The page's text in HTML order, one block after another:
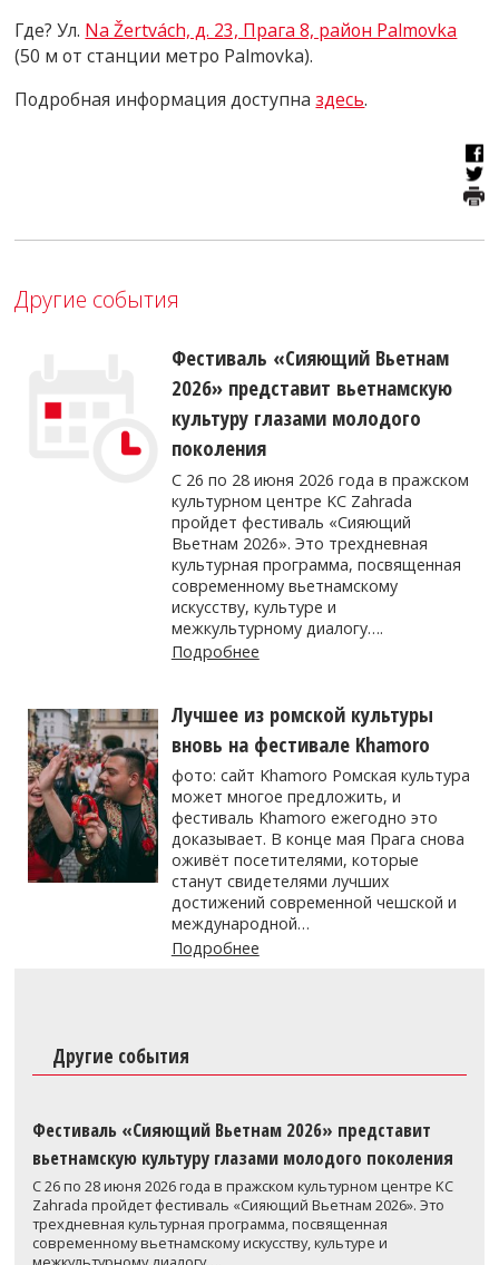
Где? Ул. Na Žertvách, д. 23, Прага 8, район Palmovka
(50 м от станции метро Palmovka).
Подробная информация доступназдесь.
Другие события
Фестиваль «Сияющий Вьетнам
2026» представит вьетнамскую
культуру глазами молодого
поколения
С 26 по 28 июня 2026 года в пражском
культурном центре KC Zahrada
пройдет фестиваль «Сияющий
Вьетнам 2026». Это трехдневная
культурная программа, посвященная
современному вьетнамскому
искусству, культуре и
межкультурному диалогу….
Подробнее
Лучшее из ромской культуры
вновь на фестивале Khamoro
фото: сайт Khamoro Ромская культура
может многое предложить, и
фестиваль Khamoro ежегодно это
доказывает. В конце мая Прага снова
оживёт посетителями, которые
станут свидетелями лучших
достижений современной чешской и
международной…
Подробнее
Другие события
Фестиваль «Сияющий Вьетнам 2026» представит
вьетнамскую культуру глазами молодого поколения
С 26 по 28 июня 2026 года в пражском культурном центре KC
Zahrada пройдет фестиваль «Сияющий Вьетнам 2026». Это
трехдневная культурная программа, посвященная
современному вьетнамскому искусству, культуре и